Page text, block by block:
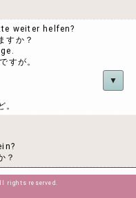
▼
weiter helfen?
すか？
すが。
。
？
rights reserved.